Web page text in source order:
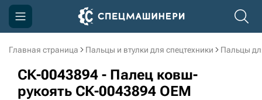
Главная страница Пальцы и втулки для спецтехники Пальцы
СК-0043894 - Палец ковш-
рукоять СК-0043894 OEM
Компания
Акции